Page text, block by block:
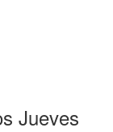
Jueves